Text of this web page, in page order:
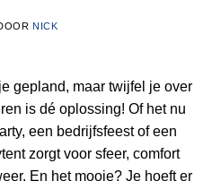
NICK
gepland, maar twijfel je over
is dé oplossing! Of het nu
een bedrijfsfeest of een
zorgt voor sfeer, comfort
En het mooie? Je hoeft er